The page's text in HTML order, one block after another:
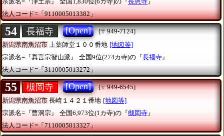
法人コード=「9110005013382」
54 長福寺 [Open]
[〒949-7124]
新潟県南魚沼市 上薬師堂１００番地 [地図等]
宗派名=『真言宗智山派』
全国9位(274カ寺)の『長福寺』
法人コード=「3110005013272」
55 槻岡寺 [Open]
[〒949-6545]
新潟県南魚沼市 長崎１４２１番地 [地図等]
宗派名=『曹洞宗』
全国6,973位(1カ寺)の『槻岡寺』
法人コード=「7110005013327」